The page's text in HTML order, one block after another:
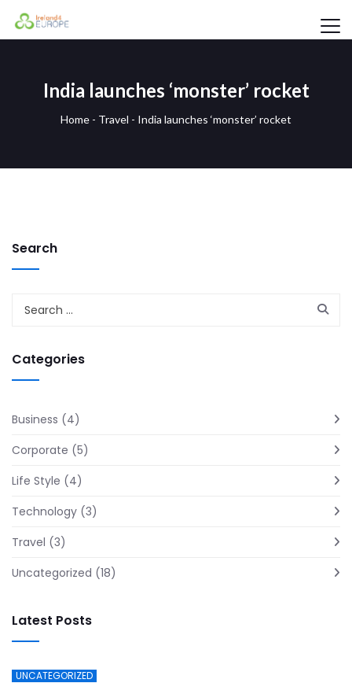
India launches ‘monster’ rocket
Home - Travel - India launches ‘monster’ rocket
Search
Categories
Business (4)
Corporate (5)
Life Style (4)
Technology (3)
Travel (3)
Uncategorized (18)
Latest Posts
UNCATEGORIZED